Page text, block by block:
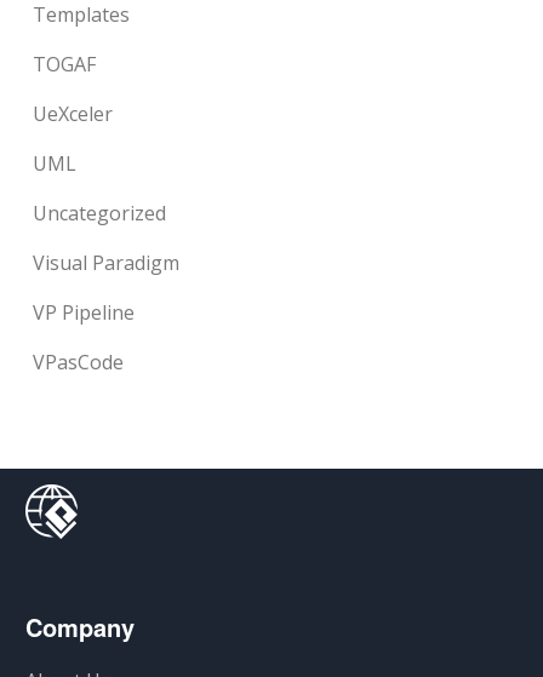
Templates
TOGAF
UeXceler
UML
Uncategorized
Visual Paradigm
VP Pipeline
VPasCode
Company